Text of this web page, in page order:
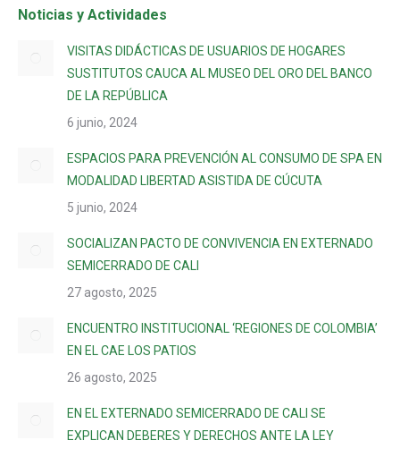
Noticias y Actividades
VISITAS DIDÁCTICAS DE USUARIOS DE HOGARES
SUSTITUTOS CAUCA AL MUSEO DEL ORO DEL BANCO
DE LA REPÚBLICA
6 junio, 2024
ESPACIOS PARA PREVENCIÓN AL CONSUMO DE SPA EN
MODALIDAD LIBERTAD ASISTIDA DE CÚCUTA
5 junio, 2024
SOCIALIZAN PACTO DE CONVIVENCIA EN EXTERNADO
SEMICERRADO DE CALI
27 agosto, 2025
ENCUENTRO INSTITUCIONAL ‘REGIONES DE COLOMBIA’
EN EL CAE LOS PATIOS
26 agosto, 2025
EN EL EXTERNADO SEMICERRADO DE CALI SE
EXPLICAN DEBERES Y DERECHOS ANTE LA LEY